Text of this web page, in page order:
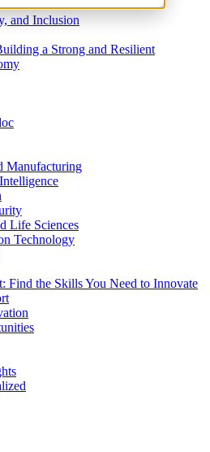
and Inclusion
a Strong and Resilient
Manufacturing
Life Sciences
Technology
Find the Skills You Need to Innovate